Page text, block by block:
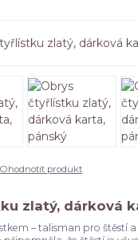
Ohodnotit produkt
zlatý, dárková
– talisman pro štěstí a